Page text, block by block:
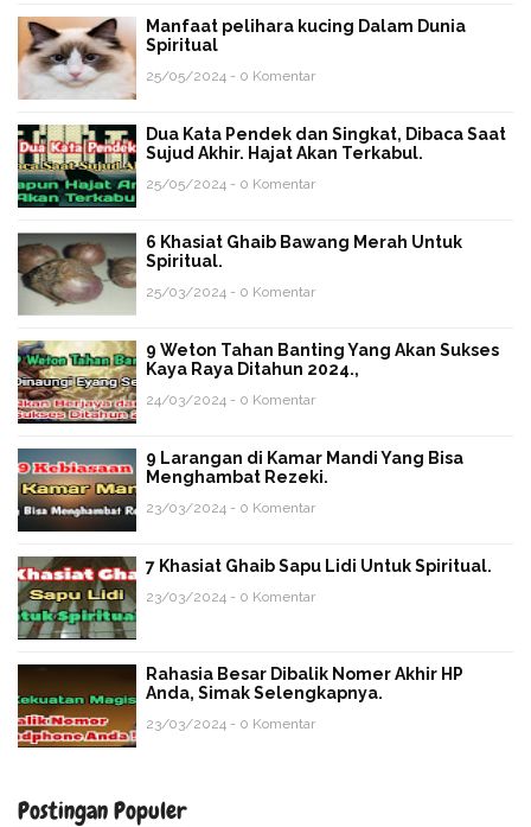
Manfaat pelihara kucing Dalam Dunia
Spiritual
25/05/2024 - 0 Komentar
Dua Kata Pendek dan Singkat, Dibaca Saat
Sujud Akhir. Hajat Akan Terkabul.
25/05/2024 - 0 Komentar
6 Khasiat Ghaib Bawang Merah Untuk
Spiritual.
25/03/2024 - 0 Komentar
9 Weton Tahan Banting Yang Akan Sukses
Kaya Raya Ditahun 2024.,
24/03/2024 - 0 Komentar
9 Larangan di Kamar Mandi Yang Bisa
Menghambat Rezeki.
23/03/2024 - 0 Komentar
7 Khasiat Ghaib Sapu Lidi Untuk Spiritual.
23/03/2024 - 0 Komentar
Rahasia Besar Dibalik Nomer Akhir HP
Anda, Simak Selengkapnya.
23/03/2024 - 0 Komentar
Postingan Populer